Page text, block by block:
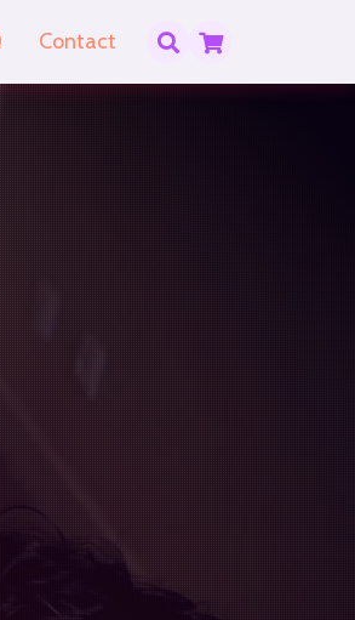
Contact